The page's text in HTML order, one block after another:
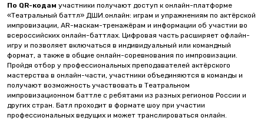
По QR-кодам участники получают доступ к онлайн-платформе
«Театральный баттл» ДШИ.онлайн: играм и упражнениям по актёрской
импровизации, AR-маскам-тренажёрам и информации об участии во
всероссийских онлайн-баттлах. Цифровая часть расширяет офлайн-
игру и позволяет включаться в индивидуальный или командный
формат, а также в общие онлайн-соревнования по импровизации.
Пройдя отбор у профессиональных преподавателей актёрского
мастерства в онлайн-части, участники объединяются в команды и
получают возможность участвовать в Театральном
импровизационном баттле с ребятами из разных регионов России и
других стран. Батл проходит в формате шоу при участии
профессиональных ведущих и может транслироваться онлайн.